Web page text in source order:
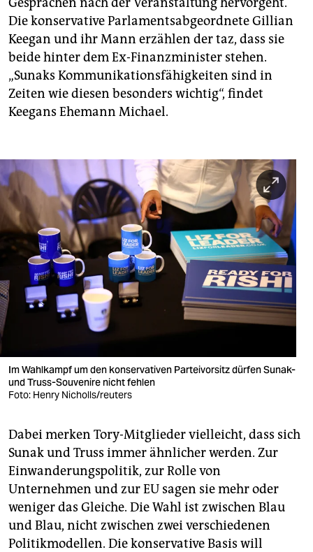
Die konservative Parlamentsabgeordnete Gillian
Keegan und ihr Mann erzählen der taz, dass sie
beide hinter dem Ex-Finanzminister stehen.
„Sunaks Kommunikationsfähigkeiten sind in
Zeiten wie diesen besonders wichtig“, findet
Keegans Ehemann Michael.
Im Wahlkampf um den konservativen Parteivorsitz dürfen Sunak-
und Truss-Souvenire nicht fehlen
Foto: Henry Nicholls/reuters
Dabei merken Tory-Mitglieder vielleicht, dass sich
Sunak und Truss immer ähnlicher werden. Zur
Einwanderungspolitik, zur Rolle von
Unternehmen und zur EU sagen sie mehr oder
weniger das Gleiche. Die Wahl ist zwischen Blau
und Blau, nicht zwischen zwei verschiedenen
Politikmodellen. Die konservative Basis will